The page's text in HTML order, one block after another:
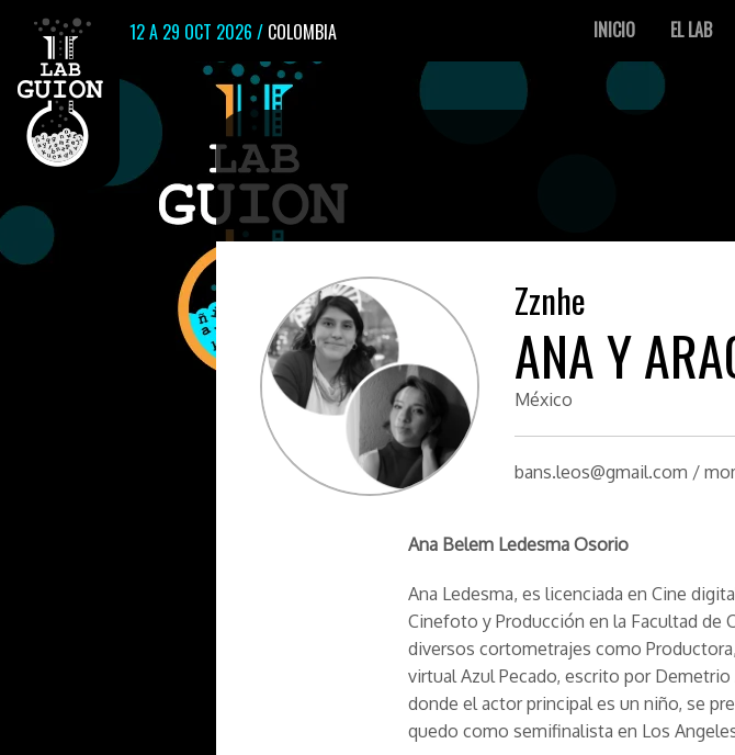
12 A 29 OCT 2026 / COLOMBIA INICIO EL LAB
Zznhe
ANA Y
México
bans.leos@gmail.com /
Ana Belem Ledesma Osorio
Ana Ledesma, es licenciada en Cine
Cinefoto y Producción en la Facultad de
diversos cortometrajes como
virtualAzul Pecado, escrito por
donde el actor principal es un niño, se
quedo como semifinalista en Los